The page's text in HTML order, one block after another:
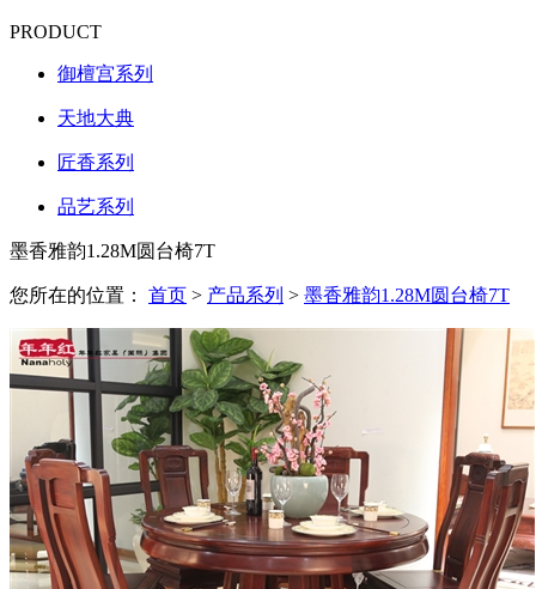
PRODUCT
御檀宫系列
天地大典
匠香系列
品艺系列
墨香雅韵1.28M圆台椅7T
您所在的位置： 首页 > 产品系列 > 墨香雅韵1.28M圆台椅7T